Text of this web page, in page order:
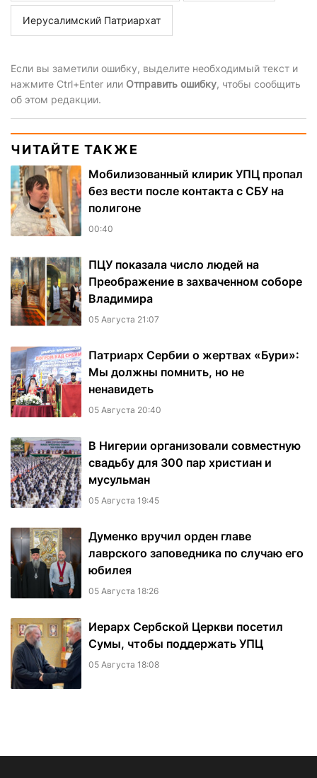
Иерусалимский Патриархат
Если вы заметили ошибку, выделите необходимый текст и
нажмите Ctrl+Enter или Отправить ошибку, чтобы сообщить
об этом редакции.
ЧИТАЙТЕ ТАКЖЕ
Мобилизованный клирик УПЦ пропал
без вести после контакта с СБУ на
полигоне
00:40
ПЦУ показала число людей на
Преображение в захваченном соборе
Владимира
05 Августа 21:07
Патриарх Сербии о жертвах «Бури»:
Мы должны помнить, но не
ненавидеть
05 Августа 20:40
В Нигерии организовали совместную
свадьбу для 300 пар христиан и
мусульман
05 Августа 19:45
Думенко вручил орден главе
лаврского заповедника по случаю его
юбилея
05 Августа 18:26
Иерарх Сербской Церкви посетил
Сумы, чтобы поддержать УПЦ
05 Августа 18:08